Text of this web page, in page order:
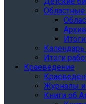
Итоги
Краеведение
Журналы и
Книги об